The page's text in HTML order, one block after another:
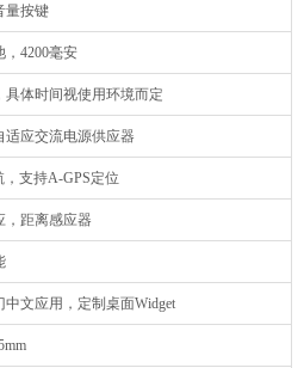
量按键
，4200毫安
具体时间视使用环境而定
适应交流电源供应器
，支持A-GPS定位
，距离感应器
中文应用，定制桌面Widget